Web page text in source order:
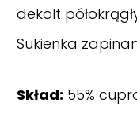
dekolt
Sukienka
Skład: 55%